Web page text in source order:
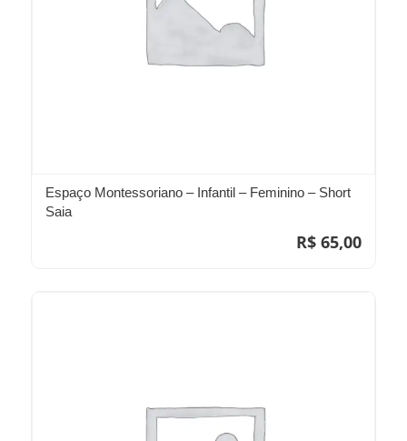
Espaço Montessoriano – Infantil – Feminino – Short
Saia
R$ 65,00